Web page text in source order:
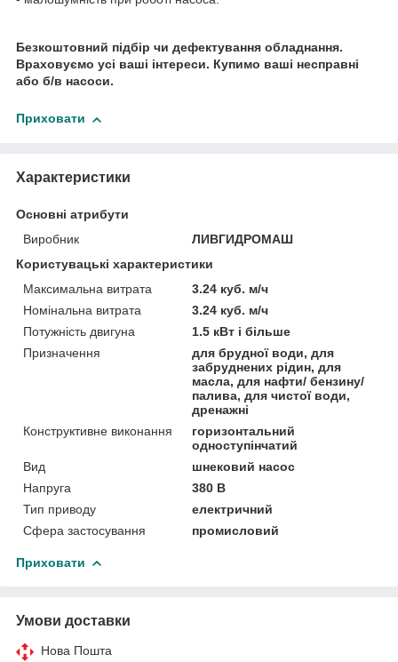
Безкоштовний підбір чи дефектування обладнання.
Враховуємо усі ваші інтереси. Купимо ваші несправні
або б/в насоси.
Приховати
Характеристики
Основні атрибути
Виробник
ЛИВГИДРОМАШ
Користувацькi характеристики
Максимальна витрата
3.24 куб. м/ч
Номінальна витрата
3.24 куб. м/ч
Потужність двигуна
1.5 кВт і більше
Призначення
для брудної води, для
забруднених рідин, для
масла, для нафти/ бензину/
палива, для чистої води,
дренажні
Конструктивне виконання
горизонтальний
одноступінчатий
Вид
шнековий насос
Напруга
380 В
Тип приводу
електричний
Сфера застосування
промисловий
Приховати
Умови доставки
Нова Пошта